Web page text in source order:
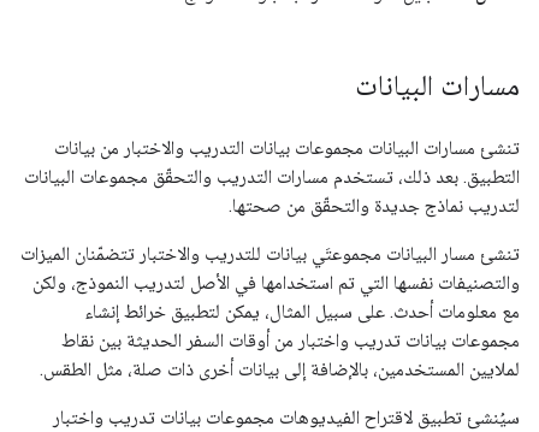
مسارات البيانات
تنشئ مسارات البيانات مجموعات بيانات التدريب والاختبار من بيانات
التطبيق. بعد ذلك، تستخدم مسارات التدريب والتحقّق مجموعات البيانات
لتدريب نماذج جديدة والتحقّق من صحتها.
تنشئ مسار البيانات مجموعتَي بيانات للتدريب والاختبار تتضمّنان الميزات
والتصنيفات نفسها التي تم استخدامها في الأصل لتدريب النموذج، ولكن
مع معلومات أحدث. على سبيل المثال، يمكن لتطبيق خرائط إنشاء
مجموعات بيانات تدريب واختبار من أوقات السفر الحديثة بين نقاط
لملايين المستخدمين، بالإضافة إلى بيانات أخرى ذات صلة، مثل الطقس.
سيُنشئ تطبيق لاقتراح الفيديوهات مجموعات بيانات تدريب واختبار